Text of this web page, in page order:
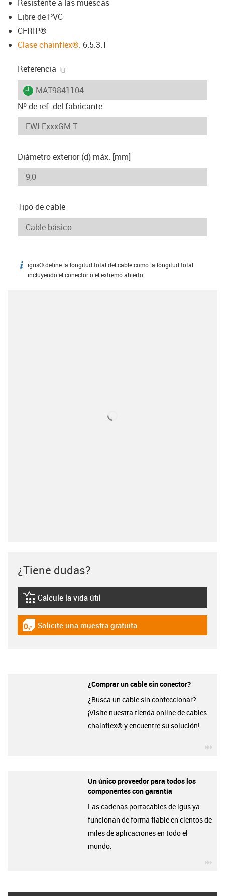
Resistente a las muescas
Libre de PVC
CFRIP®
Clase chainflex®: 6.5.3.1
Referencia
igus-icon-lieferzeit
MAT9841104
Nº de ref. del fabricante
Diámetro exterior (d) máx. [mm]
Tipo de cable
igus-icon-info
igus® define la longitud total del cable como la longitud total
incluyendo el conector o el extremo abierto.
¿Tiene dudas?
igus-icon-lebensdauerrechner
Calcule la vida útil
igus-icon-gratismuster
Solicite una muestra gratuita
¿Comprar un cable sin conector?
¿Busca un cable sin confeccionar?
¡Visite nuestra tienda online de cables
chainflex® y encuentre su solución!
Un único proveedor para todos los
componentes con garantía
Las cadenas portacables de igus ya
funcionan de forma fiable en cientos de
miles de aplicaciones en todo el
mundo.